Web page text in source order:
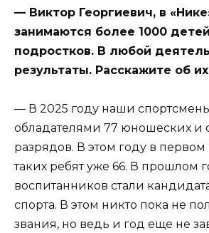
— Виктор Георгиевич, в
занимаются более 1000
подростков. В любой
результаты. Расскажите об
— В 2025 году наши
обладателями 77 юношеских и
разрядов. В этом году в
таких ребят уже 66. В прошлом
воспитанников стали
спорта. В этом никто пока не
звания, но ведь и год еще не